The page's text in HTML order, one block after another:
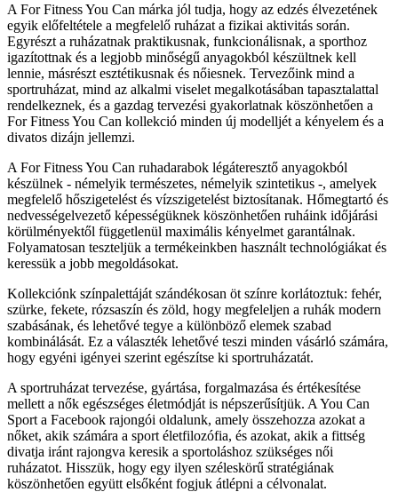
A For Fitness You Can márka jól tudja, hogy az edzés élvezetének
egyik előfeltétele a megfelelő ruházat a fizikai aktivitás során.
Egyrészt a ruházatnak praktikusnak, funkcionálisnak, a sporthoz
igazítottnak és a legjobb minőségű anyagokból készültnek kell
lennie, másrészt esztétikusnak és nőiesnek. Tervezőink mind a
sportruházat, mind az alkalmi viselet megalkotásában tapasztalattal
rendelkeznek, és a gazdag tervezési gyakorlatnak köszönhetően a
For Fitness You Can kollekció minden új modelljét a kényelem és a
divatos dizájn jellemzi.
A For Fitness You Can ruhadarabok légáteresztő anyagokból
készülnek - némelyik természetes, némelyik szintetikus -, amelyek
megfelelő hőszigetelést és vízszigetelést biztosítanak. Hőmegtartó és
nedvességelvezető képességüknek köszönhetően ruháink időjárási
körülményektől függetlenül maximális kényelmet garantálnak.
Folyamatosan teszteljük a termékeinkben használt technológiákat és
keressük a jobb megoldásokat.
Kollekciónk színpalettáját szándékosan öt színre korlátoztuk: fehér,
szürke, fekete, rózsaszín és zöld, hogy megfeleljen a ruhák modern
szabásának, és lehetővé tegye a különböző elemek szabad
kombinálását. Ez a választék lehetővé teszi minden vásárló számára,
hogy egyéni igényei szerint egészítse ki sportruházatát.
A sportruházat tervezése, gyártása, forgalmazása és értékesítése
mellett a nők egészséges életmódját is népszerűsítjük. A You Can
Sport a Facebook rajongói oldalunk, amely összehozza azokat a
nőket, akik számára a sport életfilozófia, és azokat, akik a fittség
divatja iránt rajongva keresik a sportoláshoz szükséges női
ruházatot. Hisszük, hogy egy ilyen széleskörű stratégiának
köszönhetően együtt elsőként fogjuk átlépni a célvonalat.